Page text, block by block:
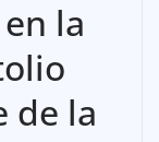
la
de la